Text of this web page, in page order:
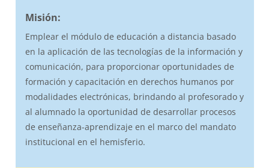
Misión:
Emplear el módulo de educación a distancia basado
en la aplicación de las tecnologías de la información y
comunicación, para proporcionar oportunidades de
formación y capacitación en derechos humanos por
modalidades electrónicas, brindando al profesorado y
al alumnado la oportunidad de desarrollar procesos
de enseñanza-aprendizaje en el marco del mandato
institucional en el hemisferio.